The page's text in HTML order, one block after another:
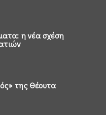
η νέα σχέση
της Θέουτα